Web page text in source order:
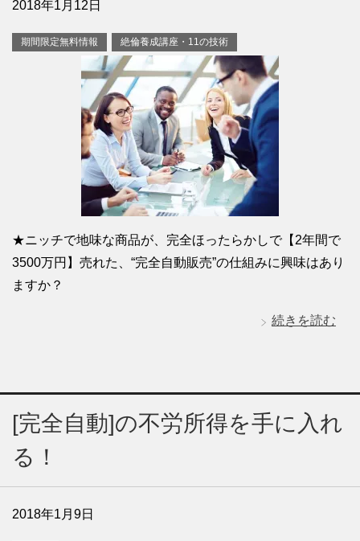
2018年1月12日
期間限定無料情報 絶倫養成講座・11の技術
★ニッチで地味な商品が、完全ほったらかしで【2年間で
3500万円】売れた、“完全自動販売”の仕組みに興味はあり
ますか？
続きを読む
[完全自動]の不労所得を手に入れ
る！
2018年1月9日